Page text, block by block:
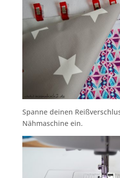
Spanne deinen
Nähmaschine ein.